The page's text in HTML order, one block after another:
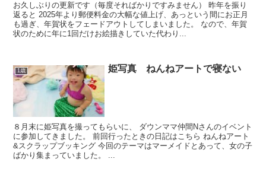
お久しぶりの更新です（毎度そればかりですみません） 昨年を振り
返ると 2025年より郵便料金の大幅な値上げ、あっという間にお正月
も過ぎ、年賀状をフェードアウトしてしまいました。 なので、年賀
状のために年に1回だけお絵描きしていた代わり...
1歳 姫写真 ねんねアートで寝ない
８月末に姫写真を撮ってもらいに、 ダウンママ仲間Nさんのイベント
に参加してきました。 前回行ったときの日記はこちら ねんねアート
&スクラップブッキング 今回のテーマはマーメイドとあって、女の子
ばかり集まっていました。 ...